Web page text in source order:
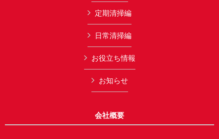
定期清掃編
日常清掃編
お役立ち情報
お知らせ
会社概要